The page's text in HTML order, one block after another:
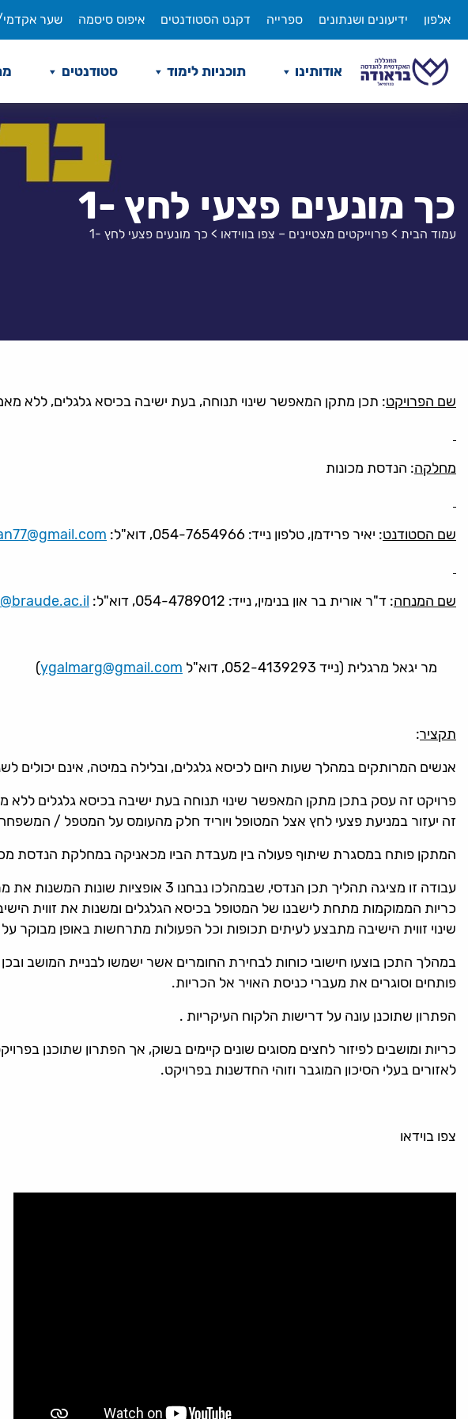
לתוכן
אלפון ידיעונים ושנתונים ספרייה דקנט הסטודנטים איפוס סיסמה שער
אודותינו תוכניות לימוד סטודנטים
כך מונעים פצעי לחץ -1
עמוד הבית > פרוייקטים מצטיינים – צפו בווידאו > כך מונעים פצעי לחץ -1
שם הפרויקט: תכן מתקן המאפשר שינוי תנוחה, בעת ישיבה בכיסא גלגלים, ללא
מחלקה: הנדסת מכונות
שם הסטודנט: יאיר פרידמן, טלפון נייד: 054-7654966, דוא"ל:
שם המנחה: ד"ר אורית בר און בנימין, נייד: 054-4789012, דוא"ל:
מר יגאל מרגלית (נייד 052-4139293, דוא"ל ygalmarg@gmail.com
)
תקציר:
אנשים המרותקים במהלך שעות היום לכיסא גלגלים, ובלילה במיטה, אינם יכולים
פרויקט זה עסק בתכן מתקן המאפשר שינוי תנוחה בעת ישיבה בכיסא גלגלים ללא
זה יעזור במניעת פצעי לחץ אצל המטופל ויוריד חלק מהעומס על המטפל /
המתקן פותח במסגרת שיתוף פעולה בין מעבדת הביו מכאניקה במחלקת הנדסת
עבודה זו מציגה תהליך תכן הנדסי,
כריות הממוקמות מתחת לישבנו של המטופל בכיסא הגלגלים ומשנות את זווית
שינוי זווית הישיבה מתבצע לעיתים תכופות וכל הפעולות מתרחשות באופן
במהלך התכן בוצעו חישובי כוחות לבחירת החומרים אשר ישמשו לבניית המושב
פותחים וסוגרים את מעברי כניסת האויר אל הכריות.
הפתרון שתוכנן עונה על דרישות הלקוח העיקריות .
כריות ומושבים לפיזור לחצים מסוגים שונים קיימים בשוק, אך הפתרון שתוכנן
לאזורים בעלי הסיכון המוגבר וזוהי החדשנות בפרויקט.
צפו בוידאו